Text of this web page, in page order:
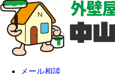
メール相談